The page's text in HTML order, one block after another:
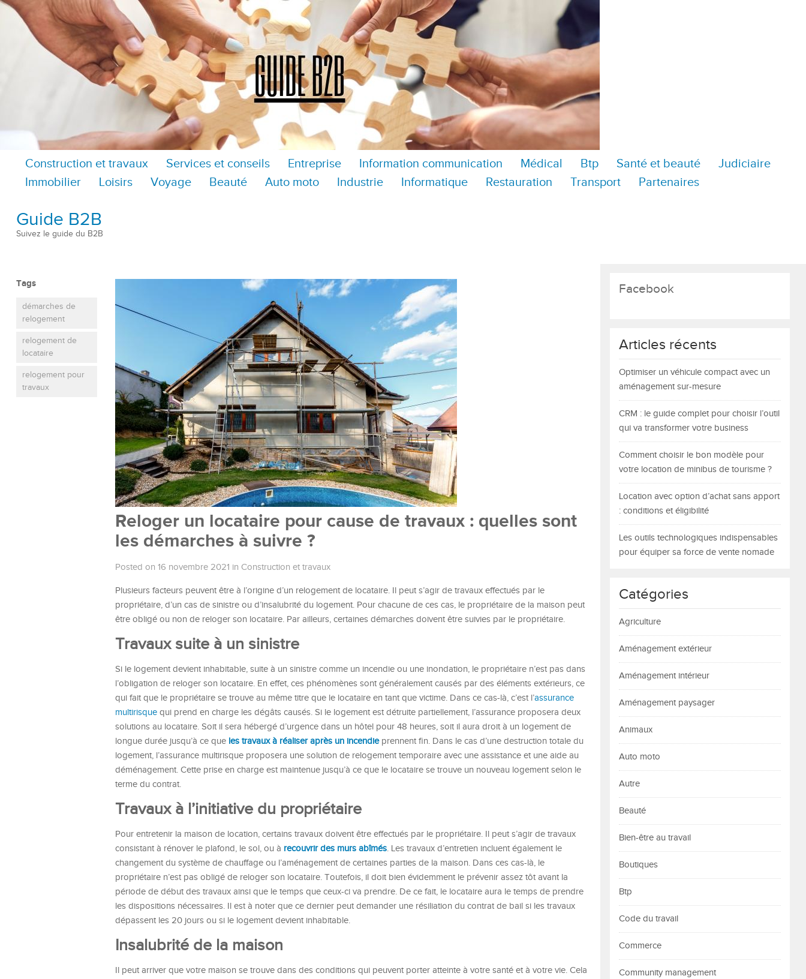
Construction et travaux Services et conseils Entreprise Information communication Médical Btp Santé et beauté
Judiciaire
Immobilier
Loisirs Voyage Beauté Auto moto Industrie Informatique Restauration Transport Partenaires
Guide B2B
Suivez le guide du B2B
Tags
démarches de
relogement
relogement de
locataire
relogement pour
travaux
Reloger un locataire pour cause de travaux : quelles sont
les démarches à suivre ?
Posted on 16 novembre 2021 in Construction et travaux
Plusieurs facteurs peuvent être à l’origine d’un relogement de locataire. Il peut s’agir de travaux effectués par le
propriétaire, d’un cas de sinistre ou d’insalubrité du logement. Pour chacune de ces cas, le propriétaire de la maison peut
être obligé ou non de reloger son locataire. Par ailleurs, certaines démarches doivent être suivies par le propriétaire.
Travaux suite à un sinistre
Si le logement devient inhabitable, suite à un sinistre comme un incendie ou une inondation, le propriétaire n’est pas dans
l’obligation de reloger son locataire. En effet, ces phénomènes sont généralement causés par des éléments extérieurs, ce
qui fait que le propriétaire se trouve au même titre que le locataire en tant que victime. Dans ce cas-là, c’est l’assurance
multirisque qui prend en charge les dégâts causés. Si le logement est détruite partiellement, l’assurance proposera deux
solutions au locataire. Soit il sera hébergé d’urgence dans un hôtel pour 48 heures, soit il aura droit à un logement de
longue durée jusqu’à ce que les travaux à réaliser après un incendieprennent fin. Dans le cas d’une destruction totale du
logement, l’assurance multirisque proposera une solution de relogement temporaire avec une assistance et une aide au
déménagement. Cette prise en charge est maintenue jusqu’à ce que le locataire se trouve un nouveau logement selon le
terme du contrat.
Travaux à l’initiative du propriétaire
Pour entretenir la maison de location, certains travaux doivent être effectués par le propriétaire. Il peut s’agir de travaux
consistant à rénover le plafond, le sol, ou à recouvrir des murs abîmés. Les travaux d’entretien incluent également le
changement du système de chauffage ou l’aménagement de certaines parties de la maison. Dans ces cas-là, le
propriétaire n’est pas obligé de reloger son locataire. Toutefois, il doit bien évidemment le prévenir assez tôt avant la
période de début des travaux ainsi que le temps que ceux-ci va prendre. De ce fait, le locataire aura le temps de prendre
les dispositions nécessaires. Il est à noter que ce dernier peut demander une résiliation du contrat de bail si les travaux
dépassent les 20 jours ou si le logement devient inhabitable.
Insalubrité de la maison
Il peut arriver que votre maison se trouve dans des conditions qui peuvent porter atteinte à votre santé et à votre vie. Cela
Facebook
Articles récents
Optimiser un véhicule compact avec un
aménagement sur-mesure
CRM : le guide complet pour choisir l’outil
qui va transformer votre business
Comment choisir le bon modèle pour
votre location de minibus de tourisme ?
Location avec option d’achat sans apport
: conditions et éligibilité
Les outils technologiques indispensables
pour équiper sa force de vente nomade
Catégories
Agriculture
Aménagement extérieur
Aménagement intérieur
Aménagement paysager
Animaux
Auto moto
Autre
Beauté
Bien-être au travail
Boutiques
Btp
Code du travail
Commerce
Community management